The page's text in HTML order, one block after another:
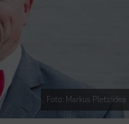
Foto: Markus Pletz/idea